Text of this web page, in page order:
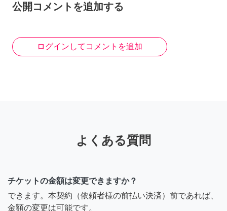
公開コメントを追加する
ログインしてコメントを追加
よくある質問
チケットの金額は変更できますか？
できます。本契約（依頼者様の前払い決済）前であれば、
金額の変更は可能です。